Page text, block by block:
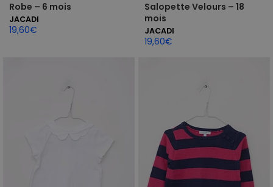
Robe – 6 mois
JACADI
19,60€
Salopette Velours – 18
mois
JACADI
19,60€